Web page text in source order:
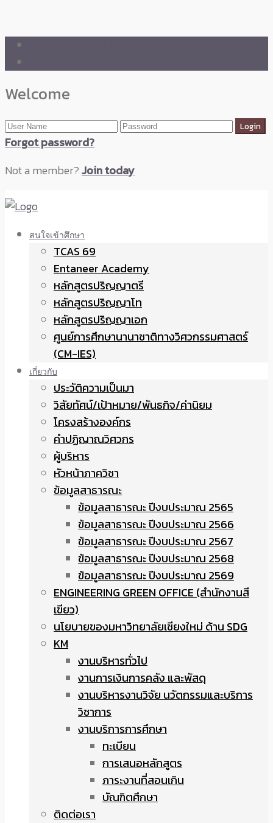
Welcome
Forgot password?
Not a member?Join today
สนใจเข้าศึกษา
TCAS 69
Entaneer Academy
หลักสูตรปริญญาตรี
หลักสูตรปริญญาโท
หลักสูตรปริญญาเอก
ศูนย์การศึกษานานาชาติทางวิศวกรรมศาสตร์
(CM-IES)
เกี่ยวกับ
ประวัติความเป็นมา
วิสัยทัศน์/เป้าหมาย/พันธกิจ/ค่านิยม
โครงสร้างองค์กร
คำปฏิญาณวิศวกร
ผู้บริหาร
หัวหน้าภาควิชา
ข้อมูลสาธารณะ
ข้อมูลสาธารณะ ปีงบประมาณ 2565
ข้อมูลสาธารณะ ปีงบประมาณ 2566
ข้อมูลสาธารณะ ปีงบประมาณ 2567
ข้อมูลสาธารณะ ปีงบประมาณ 2568
ข้อมูลสาธารณะ ปีงบประมาณ 2569
ENGINEERING GREEN OFFICE (สำนักงานสี
เขียว)
นโยบายของมหาวิทยาลัยเชียงใหม่ ด้าน SDG
KM
งานบริหารทั่วไป
งานการเงินการคลัง และพัสดุ
งานบริหารงานวิจัย นวัตกรรมและบริการ
วิชาการ
งานบริการการศึกษา
ทะเบียน
การเสนอหลักสูตร
ภาระงานที่สอนเกิน
บัณฑิตศึกษา
ติดต่อเรา